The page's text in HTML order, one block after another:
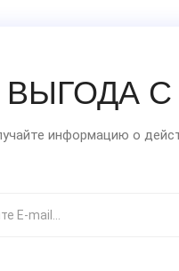
ВЫГОДА
информацию о